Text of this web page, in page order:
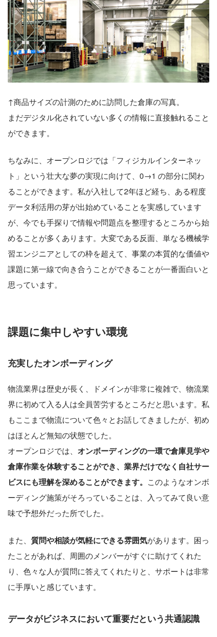
↑商品サイズの計測のために訪問した倉庫の写真。
まだデジタル化されていない多くの情報に直接触れること
ができます。
ちなみに、オープンロジでは「フィジカルインターネッ
ト」という壮大な夢の実現に向けて、0→1 の部分に関わ
ることができます。私が入社して2年ほど経ち、ある程度
データ利活用の芽が出始めていることを実感しています
が、今でも手探りで情報や問題点を整理するところから始
めることが多くあります。大変である反面、単なる機械学
習エンジニアとしての枠を超えて、事業の本質的な価値や
課題に第一線で向き合うことができることが一番面白いと
思っています。
課題に集中しやすい環境
充実したオンボーディング
物流業界は歴史が長く、ドメインが非常に複雑で、物流業
界に初めて入る人は全員苦労するところだと思います。私
もここまで物流について色々とお話してきましたが、初め
はほとんど無知の状態でした。
オープンロジでは、 オンボーディングの一環で倉庫見学や
倉庫作業を体験することができ、業界だけでなく自社サー
ビスにも理解を深めることができます。 このようなオンボ
ーディング施策がそろっていることは、入ってみて良い意
味で予想外だった所でした。
また、 質問や相談が気軽にできる雰囲気があります。困っ
たことがあれば、周囲のメンバーがすぐに助けてくれた
り、色々な人が質問に答えてくれたりと、サポートは非常
に手厚いと感じています。
データがビジネスにおいて重要だという共通認識